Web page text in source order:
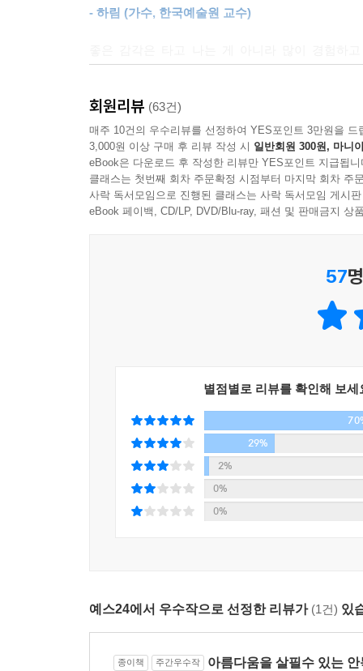
친절한 아트 워커 윤광준과 함께
때문이다.
어려운 예술을 친절하게 설명하는 그가 그동안
문화심리학자 김정운, 건축가 유현준 등을 비롯하
저자가 우리에게 주는 메시지는 이것이다. 정말
아니라, 오늘 나에게 좋은 것을 충분히 즐기는
알게 된다. 그리하여 중요한 것에 집중하는 에너지
다시 생기있게 만드는 ‘심미안 수업’을 만나보자.
- 하림 (가수, 한국예술원 교수)
회원리뷰 (63건)
매주 10건의 우수리뷰를 선정하여 YES포인트 3만원을 드
3,000원 이상 구매 후 리뷰 작성 시 일반회원 300원, 마니
eBook은 다운로드 후 작성한 리뷰만 YES포인트 지급됩니
클래스는 첫번째 회차 주문확정 시점부터 마지막 회차 주
사락 독서모임으로 진행된 클래스는 사락 독서모임 게시
eBook 페이백, CD/LP, DVD/Blu-ray, 패션 및 판매금지 상
57
별점별로 리뷰를 확인해 보세
29%
2%
0%
0%
예스24에서 우수작으로 선정한 리뷰가 (1건) 있
종이책 주간우수작 아름다움을 살필수 있는